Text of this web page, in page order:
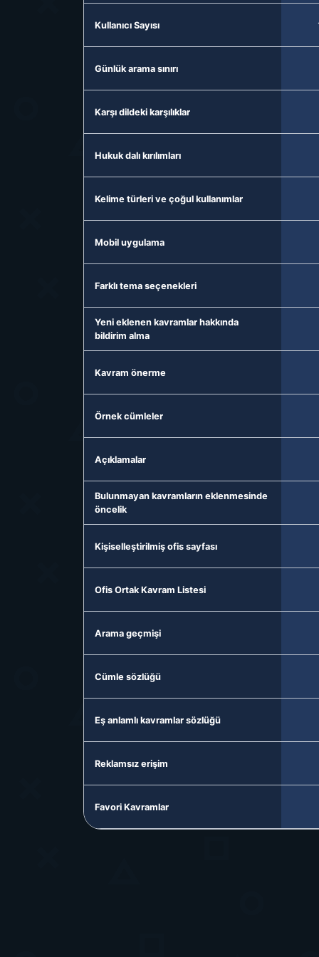
Kullanıcı Sayısı
Günlük arama sınırı
Karşı dildeki karşılıklar
Hukuk dalı kırılımları
Kelime türleri ve çoğul kullanımlar
Mobil uygulama
Farklı tema seçenekleri
Yeni eklenen kavramlar hakkında
bildirim alma
Kavram önerme
Örnek cümleler
Açıklamalar
Bulunmayan kavramların eklenmesinde
öncelik
Kişiselleştirilmiş ofis sayfası
Ofis Ortak Kavram Listesi
Arama geçmişi
Cümle sözlüğü
Eş anlamlı kavramlar sözlüğü
Reklamsız erişim
Favori Kavramlar